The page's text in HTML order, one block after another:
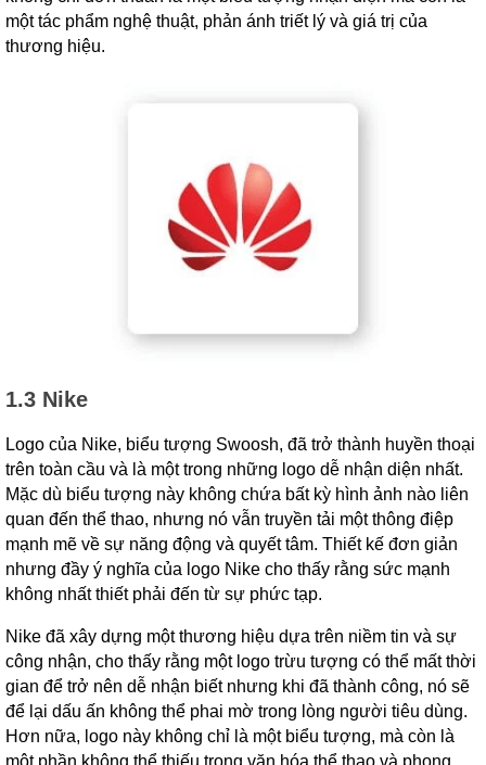
một tác phẩm nghệ thuật, phản ánh triết lý và giá trị của
thương hiệu.
1.3 Nike
Logo của Nike, biểu tượng Swoosh, đã trở thành huyền thoại
trên toàn cầu và là một trong những logo dễ nhận diện nhất.
Mặc dù biểu tượng này không chứa bất kỳ hình ảnh nào liên
quan đến thể thao, nhưng nó vẫn truyền tải một thông điệp
mạnh mẽ về sự năng động và quyết tâm. Thiết kế đơn giản
nhưng đầy ý nghĩa của logo Nike cho thấy rằng sức mạnh
không nhất thiết phải đến từ sự phức tạp.
Nike đã xây dựng một thương hiệu dựa trên niềm tin và sự
công nhận, cho thấy rằng một logo trừu tượng có thể mất thời
gian để trở nên dễ nhận biết nhưng khi đã thành công, nó sẽ
để lại dấu ấn không thể phai mờ trong lòng người tiêu dùng.
Hơn nữa, logo này không chỉ là một biểu tượng, mà còn là
một phần không thể thiếu trong văn hóa thể thao và phong